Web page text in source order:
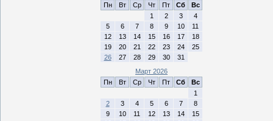
Пн
Вт Ср Чт Пт Сб
Вс
1
2 3
4
5
6 7 8 9 10
11
12
13 14 15 16 17
18
19
20 21 22 23 24
25
26
27 28 29 30
31
Март 2026
Пн
Вт Ср Чт Пт Сб
Вс
1
2
3 4 5 6 7
8
9
10 11 12 13 14
15